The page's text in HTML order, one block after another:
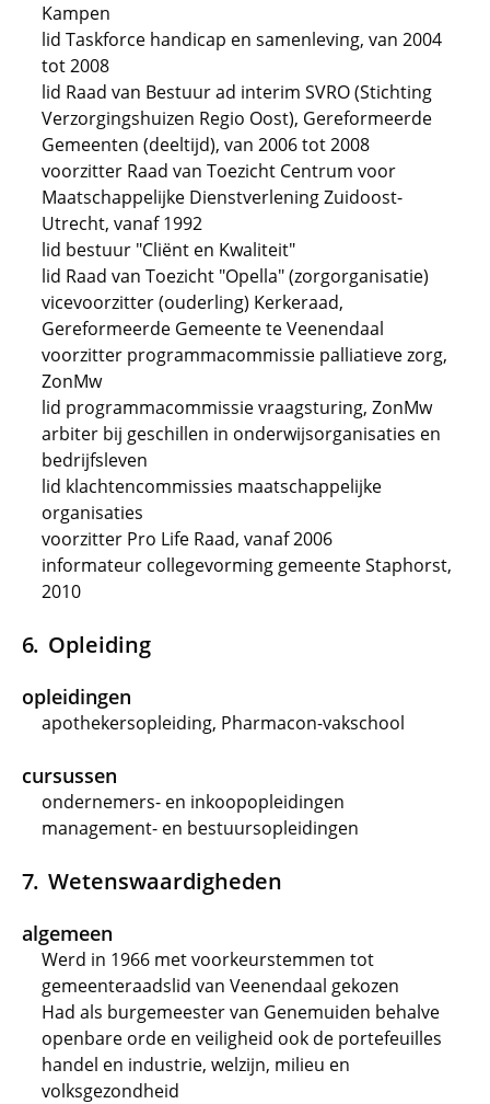
Kampen
lid Taskforce handicap en samenleving, van 2004
tot 2008
lid Raad van Bestuur ad interim SVRO (Stichting
Verzorgingshuizen Regio Oost), Gereformeerde
Gemeenten (deeltijd), van 2006 tot 2008
voorzitter Raad van Toezicht Centrum voor
Maatschappelijke Dienstverlening Zuidoost-
Utrecht, vanaf 1992
lid bestuur "Cliënt en Kwaliteit"
lid Raad van Toezicht "Opella" (zorgorganisatie)
vicevoorzitter (ouderling) Kerkeraad,
Gereformeerde Gemeente te Veenendaal
voorzitter programmacommissie palliatieve zorg,
ZonMw
lid programmacommissie vraagsturing, ZonMw
arbiter bij geschillen in onderwijsorganisaties en
bedrijfsleven
lid klachtencommissies maatschappelijke
organisaties
voorzitter Pro Life Raad, vanaf 2006
informateur collegevorming gemeente Staphorst,
2010
Opleiding
opleidingen
apothekersopleiding, Pharmacon-vakschool
cursussen
ondernemers- en inkoopopleidingen
management- en bestuursopleidingen
Wetenswaardigheden
algemeen
Werd in 1966 met voorkeurstemmen tot
gemeenteraadslid van Veenendaal gekozen
Had als burgemeester van Genemuiden behalve
openbare orde en veiligheid ook de portefeuilles
handel en industrie, welzijn, milieu en
volksgezondheid